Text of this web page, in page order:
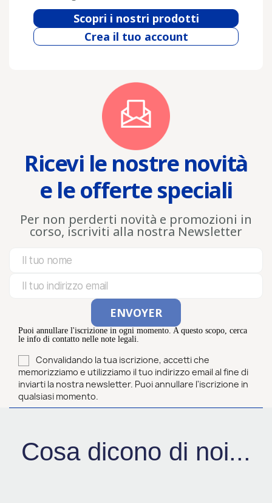
Scopri i nostri prodotti
Crea il tuo account
Ricevi le nostre novità
e le offerte speciali
Per non perderti novità e promozioni in
corso, iscriviti alla nostra Newsletter
Puoi annullare l'iscrizione in ogni momento. A questo scopo, cerca
le info di contatto nelle note legali.
Convalidando la tua iscrizione, accetti che
memorizziamo e utilizziamo il tuo indirizzo email al fine di
inviarti la nostra newsletter. Puoi annullare l'iscrizione in
qualsiasi momento.
Cosa dicono di noi...